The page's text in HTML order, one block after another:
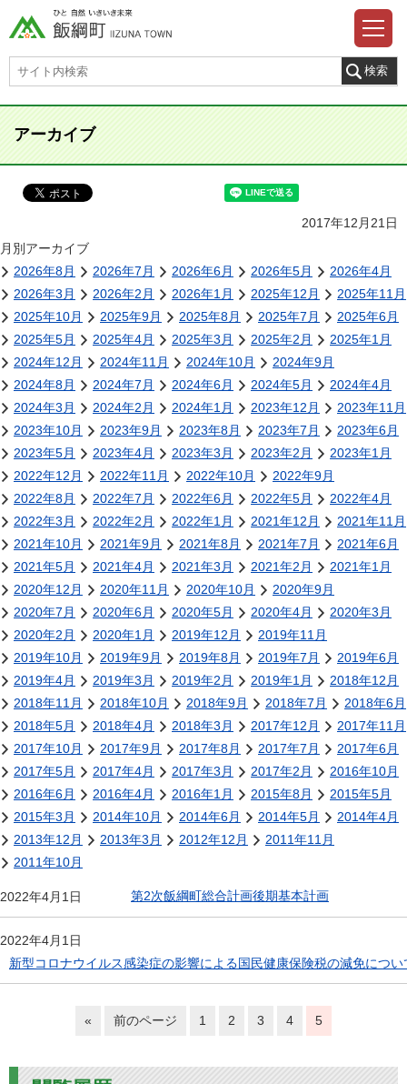
アーカイブ
2017年12月21日
月別アーカイブ
2026年8月
2026年7月 2026年6月 2026年5月
2026年4月
2026年3月
2026年2月 2026年1月 2025年12月
2025年11月
2025年10月
2025年9月 2025年8月 2025年7月
2025年6月
2025年5月
2025年4月 2025年3月 2025年2月
2025年1月
2024年12月
2024年11月 2024年10月
2024年9月
2024年8月
2024年7月 2024年6月 2024年5月
2024年4月
2024年3月
2024年2月 2024年1月 2023年12月
2023年11月
2023年10月
2023年9月 2023年8月 2023年7月
2023年6月
2023年5月
2023年4月 2023年3月 2023年2月
2023年1月
2022年12月
2022年11月 2022年10月
2022年9月
2022年8月
2022年7月 2022年6月 2022年5月
2022年4月
2022年3月
2022年2月 2022年1月 2021年12月
2021年11月
2021年10月
2021年9月 2021年8月 2021年7月
2021年6月
2021年5月
2021年4月 2021年3月 2021年2月
2021年1月
2020年12月
2020年11月 2020年10月
2020年9月
2020年7月
2020年6月 2020年5月 2020年4月
2020年3月
2020年2月
2020年1月 2019年12月
2019年11月
2019年10月
2019年9月 2019年8月 2019年7月
2019年6月
2019年4月
2019年3月 2019年2月 2019年1月
2018年12月
2018年11月
2018年10月 2018年9月 2018年7月
2018年6月
2018年5月
2018年4月 2018年3月 2017年12月
2017年11月
2017年10月
2017年9月 2017年8月 2017年7月
2017年6月
2017年5月
2017年4月 2017年3月 2017年2月
2016年10月
2016年6月
2016年4月 2016年1月 2015年8月
2015年5月
2015年3月
2014年10月 2014年6月 2014年5月
2014年4月
2013年12月
2013年3月 2012年12月
2011年11月
2011年10月
2022年4月1日 第2次飯綱町総合計画後期基本計画
2022年4月1日
新型コロナウイルス感染症の影響による国民健康保険税の減免につい
« 前のページ 1 2 3 4 5